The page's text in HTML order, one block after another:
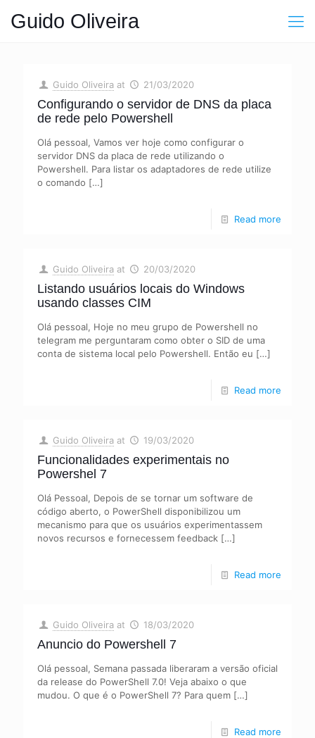
Guido Oliveira
Guido Oliveira at 21/03/2020
Configurando o servidor de DNS da placa
de rede pelo Powershell
Olá pessoal, Vamos ver hoje como configurar o
servidor DNS da placa de rede utilizando o
Powershell. Para listar os adaptadores de rede utilize
o comando […]
Read more
Guido Oliveira at 20/03/2020
Listando usuários locais do Windows
usando classes CIM
Olá pessoal, Hoje no meu grupo de Powershell no
telegram me perguntaram como obter o SID de uma
conta de sistema local pelo Powershell. Então eu […]
Read more
Guido Oliveira at 19/03/2020
Funcionalidades experimentais no
Powershel 7
Olá Pessoal, Depois de se tornar um software de
código aberto, o PowerShell disponibilizou um
mecanismo para que os usuários experimentassem
novos recursos e fornecessem feedback […]
Read more
Guido Oliveira at 18/03/2020
Anuncio do Powershell 7
Olá pessoal, Semana passada liberaram a versão oficial
da release do PowerShell 7.0! Veja abaixo o que
mudou. O que é o PowerShell 7? Para quem […]
Read more